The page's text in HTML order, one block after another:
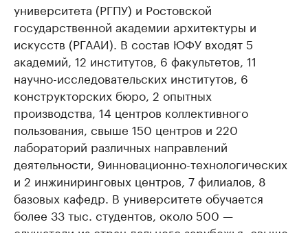
университета (РГПУ) и Ростовской
государственной академии архитектуры и
искусств (РГААИ). В состав ЮФУ входят 5
академий, 12 институтов, 6 факультетов, 11
научно-исследовательских институтов, 6
конструкторских бюро, 2 опытных
производства, 14 центров коллективного
пользования, свыше 150 центров и 220
лабораторий различных направлений
деятельности, 9инновационно-технологических
и 2 инжиниринговых центров, 7 филиалов, 8
базовых кафедр. В университете обучается
более 33 тыс. студентов, около 500 —